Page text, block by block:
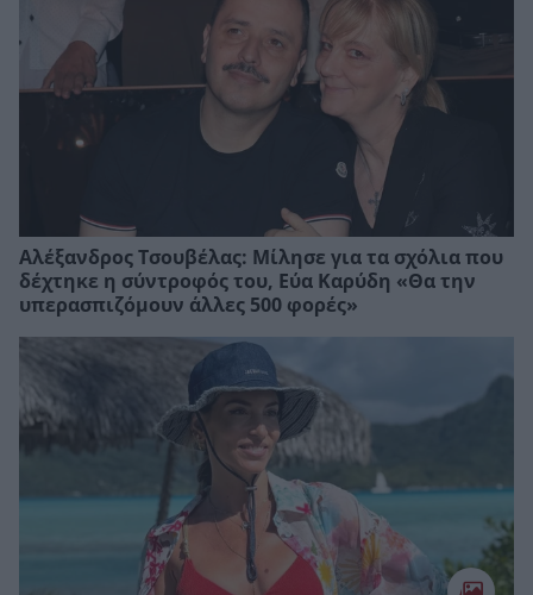
Αλέξανδρος Τσουβέλας: Μίλησε για τα σχόλια που
δέχτηκε η σύντροφός του, Εύα Καρύδη «Θα την
υπερασπιζόμουν άλλες 500 φορές»